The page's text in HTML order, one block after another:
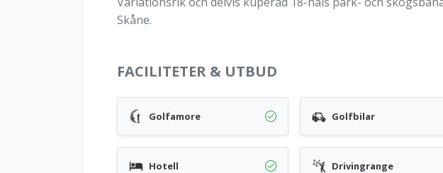
Skåne.
FACILITETER & UTBUD
Golfamore Golfbilar
Hotell Drivingrange